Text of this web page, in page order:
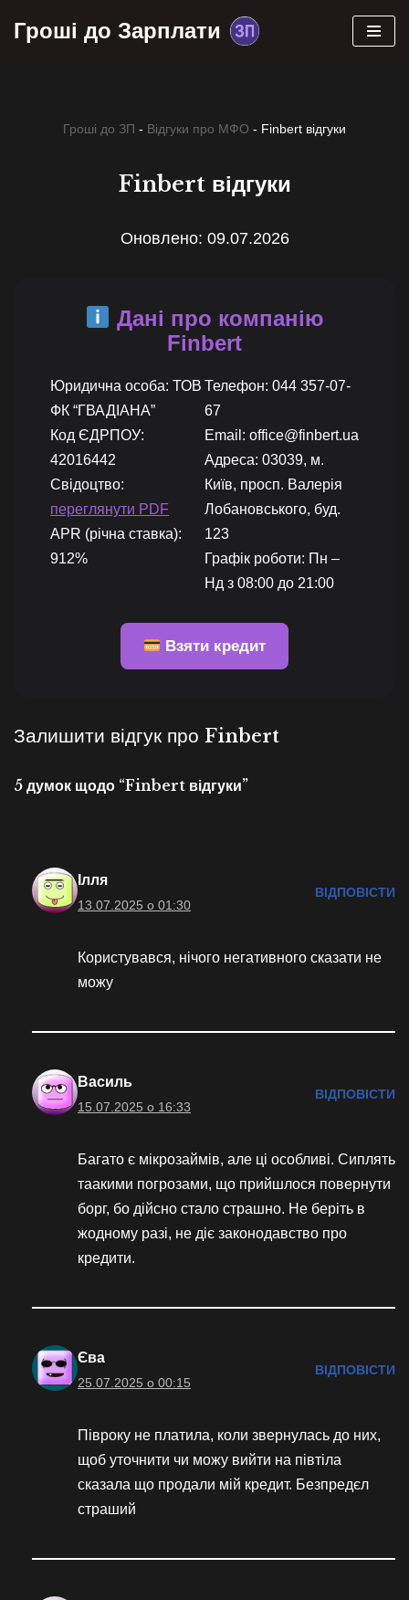
Гроші до Зарплати
Гроші до ЗП - Відгуки про МФО - Finbert відгуки
Finbert відгуки
Оновлено: 09.07.2026
Дані про компанію
Finbert
Юридична особа: ТОВ
ФК “ГВАДІАНА”
Код ЄДРПОУ:
42016442
Свідоцтво:
переглянути PDF
APR (річна ставка):
912%
Телефон: 044 357-07-
67
Email: office@finbert.ua
Адреса: 03039, м.
Київ, просп. Валерія
Лобановського, буд.
123
Графік роботи: Пн –
Нд з 08:00 до 21:00
Взяти кредит
Залишити відгук про Finbert
5 думок щодо “Finbert відгуки”
Ілля
13.07.2025 о 01:30
ВІДПОВІСТИ
Користувався, нічого негативного сказати не
можу
Василь
15.07.2025 о 16:33
ВІДПОВІСТИ
Багато є мікрозаймів, але ці особливі. Сиплять
таакими погрозами, що прийшлося повернути
борг, бо дійсно стало страшно. Не беріть в
жодному разі, не діє законодавство про
кредити.
Єва
25.07.2025 о 00:15
ВІДПОВІСТИ
Півроку не платила, коли звернулась до них,
щоб уточнити чи можу вийти на півтіла
сказала що продали мій кредит. Безпредєл
страший